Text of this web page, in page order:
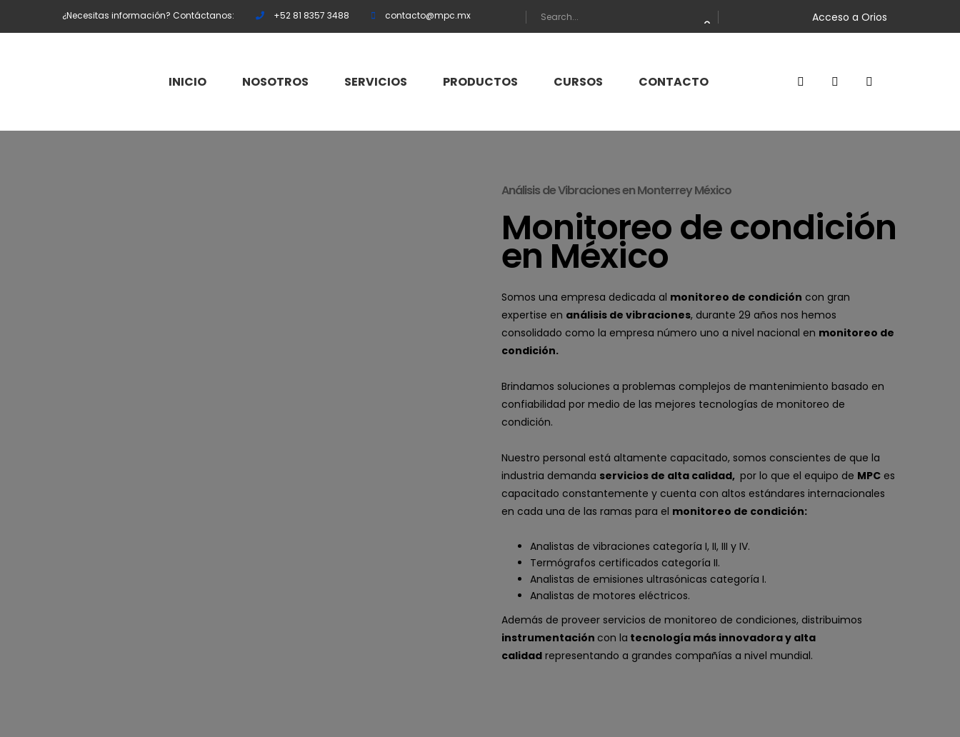
¿Necesitas información? Contáctanos: +52 81 8357 3488 contacto@mpc.mx Acceso a Orios
INICIO NOSOTROS SERVICIOS PRODUCTOS CURSOS CONTACTO
Análisis de Vibraciones en Monterrey México
Monitoreo de condición
en México
Somos una empresa dedicada al monitoreo de condición con gran
expertise en análisis de vibraciones, durante 29 años nos hemos
consolidado como la empresa número uno a nivel nacional en monitoreo de
condición.
Brindamos soluciones a problemas complejos de mantenimiento basado en
confiabilidad por medio de las mejores tecnologías de monitoreo de
condición.
Nuestro personal está altamente capacitado, somos conscientes de que la
industria demanda servicios de alta calidad, por lo que el equipo de MPC es
capacitado constantemente y cuenta con altos estándares internacionales
en cada una de las ramas para el monitoreo de condición:
Analistas de vibraciones categoría I, II, III y IV.
Termógrafos certificados categoría II.
Analistas de emisiones ultrasónicas categoría I.
Analistas de motores eléctricos.
Además de proveer servicios de monitoreo de condiciones, distribuimos
instrumentación con la tecnología más innovadora y alta
calidad representando a grandes compañías a nivel mundial.